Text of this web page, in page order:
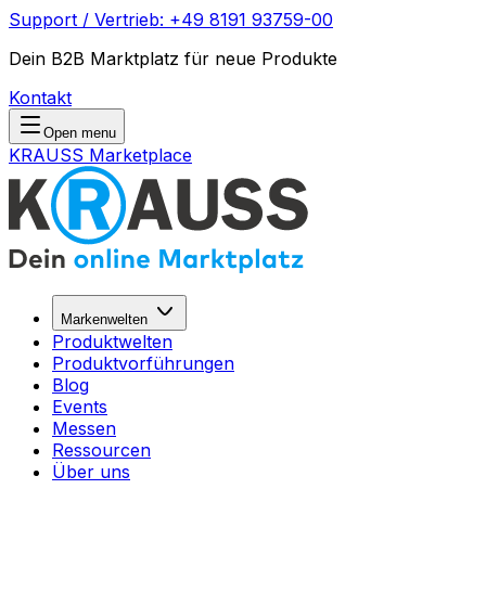
Support / Vertrieb: +49 8191 93759-00
Dein B2B Marktplatz für neue Produkte
Kontakt
Open menu
KRAUSS Marketplace
Markenwelten
Produktwelten
Produktvorführungen
Blog
Events
Messen
Ressourcen
Über uns